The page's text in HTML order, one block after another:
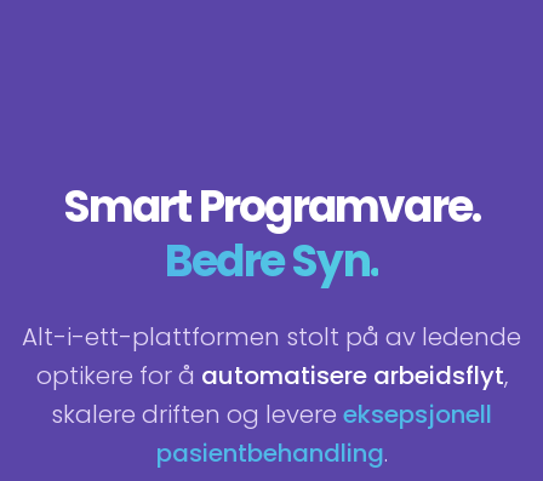
Smart Programvare.
Bedre Syn.
Alt-i-ett-plattformen stolt på av ledende
optikere for å automatisere arbeidsflyt,
skalere driften og levere eksepsjonell
pasientbehandling.